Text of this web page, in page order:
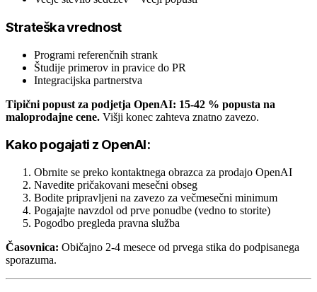
Strateška vrednost
Programi referenčnih strank
Študije primerov in pravice do PR
Integracijska partnerstva
Tipični popust za podjetja OpenAI: 15-42 % popusta na
maloprodajne cene. Višji konec zahteva znatno zavezo.
Kako pogajati z OpenAI:
Obrnite se preko kontaktnega obrazca za prodajo OpenAI
Navedite pričakovani mesečni obseg
Bodite pripravljeni na zavezo za večmesečni minimum
Pogajajte navzdol od prve ponudbe (vedno to storite)
Pogodbo pregleda pravna služba
Časovnica: Običajno 2-4 mesece od prvega stika do podpisanega
sporazuma.